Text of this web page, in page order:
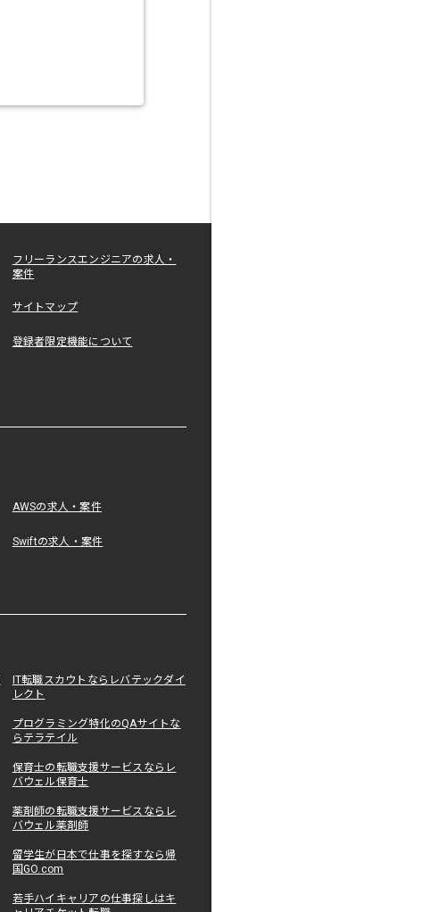
フリーランスエンジニアの求人・
案件
サイトマップ
登録者限定機能について
AWSの求人・案件
Swiftの求人・案件
IT転職スカウトならレバテックダイ
レクト
プログラミング特化のQAサイトな
らテラテイル
保育士の転職支援サービスならレ
バウェル保育士
薬剤師の転職支援サービスならレ
バウェル薬剤師
留学生が日本で仕事を探すなら帰
国GO.com
若手ハイキャリアの仕事探しはキ